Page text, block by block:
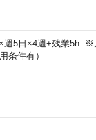
5日×4週+残業5h ※
条件有）